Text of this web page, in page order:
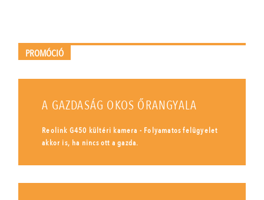
PROMÓCIÓ
A GAZDASÁG OKOS ŐRANGYALA
Reolink G450 kültéri kamera - Folyamatos felügyelet
akkor is, ha nincs ott a gazda.